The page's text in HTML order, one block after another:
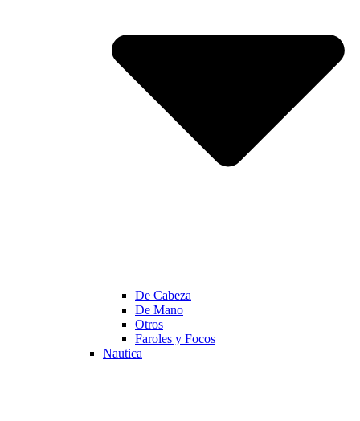
De Cabeza
De Mano
Otros
Faroles y Focos
Nautica